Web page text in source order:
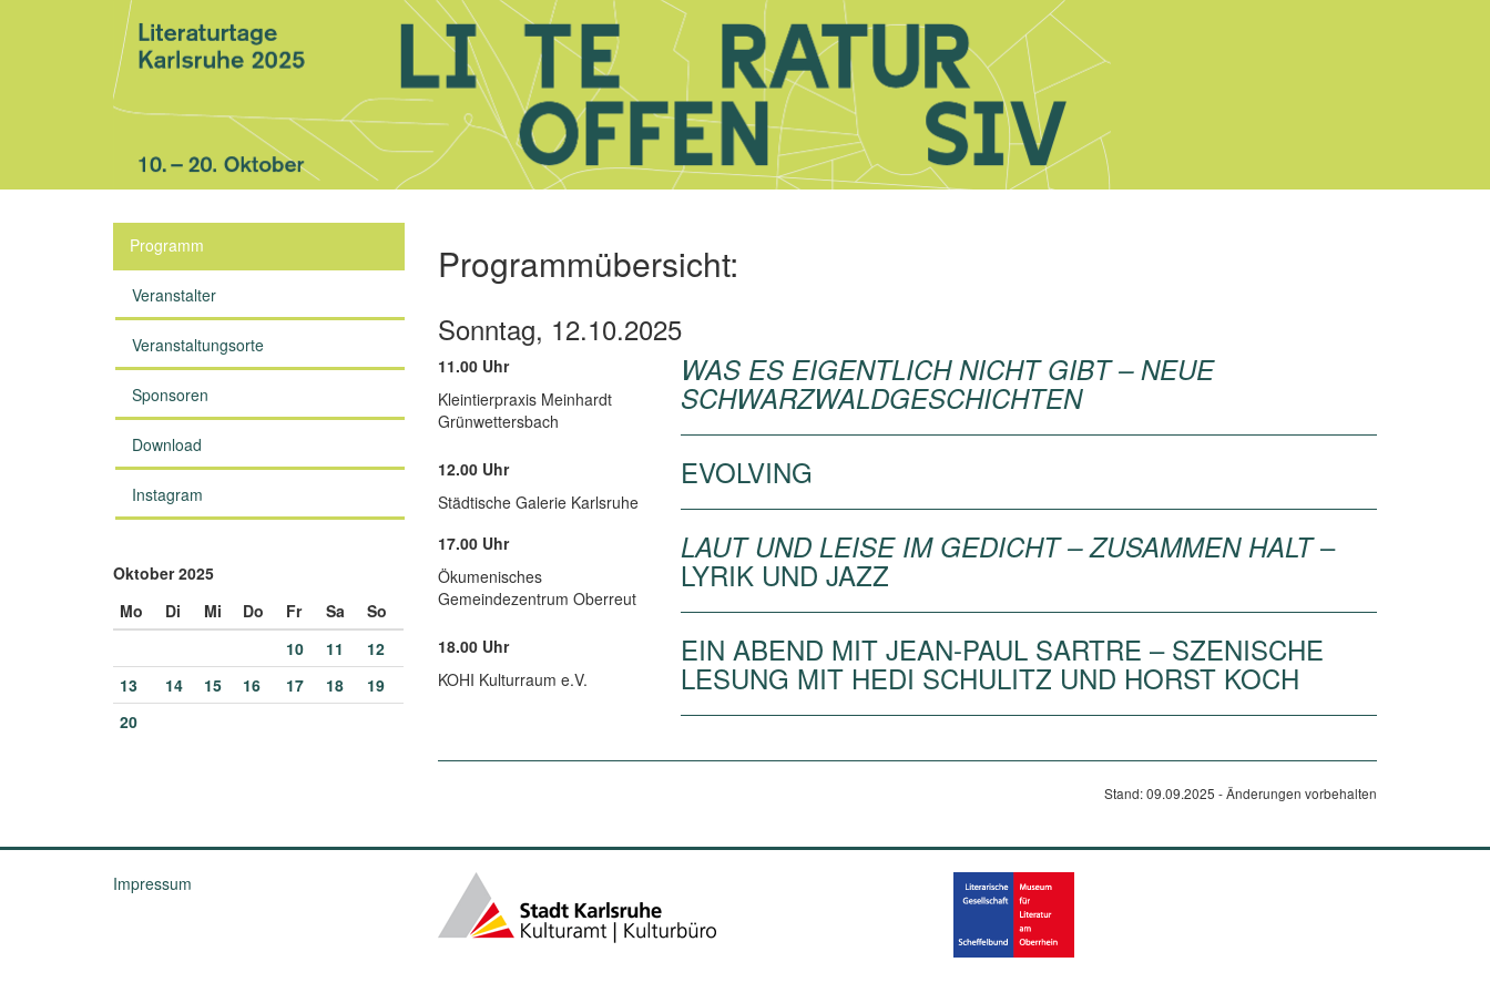
Programm
Veranstalter
Veranstaltungsorte
Sponsoren
Download
Instagram
Oktober 2025
Mo
Di Mi Do Fr Sa
So
10
11
12
13
14 15 16 17 18
19
20
Programmübersicht:
Sonntag, 12.10.2025
11.00 Uhr
Kleintierpraxis Meinhardt
Grünwettersbach
WAS ES EIGENTLICH NICHT GIBT – NEUE
SCHWARZWALDGESCHICHTEN
12.00 Uhr
Städtische Galerie Karlsruhe
EVOLVING
17.00 Uhr
Ökumenisches
Gemeindezentrum Oberreut
LAUT UND LEISE IM GEDICHT – ZUSAMMEN HALT–
LYRIK UND JAZZ
18.00 Uhr
KOHI Kulturraum e.V.
EIN ABEND MIT JEAN-PAUL SARTRE – SZENISCHE
LESUNG MIT HEDI SCHULITZ UND HORST KOCH
Stand: 09.09.2025 - Änderungen vorbehalten
Impressum